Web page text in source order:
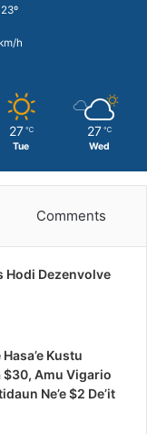
h
27 ℃
Tue
27 ℃
Wed
Comments
Hodi Dezenvolve
Kustu
$30, Amu Vigario
Ne’e $2 De’it